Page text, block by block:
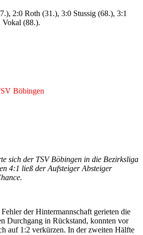
2:0 Roth (31.), 3:0 Stussig (68.), 3:1
Vokal (88.).
Böbingen
sich der TSV Böbingen in die Bezirksliga
4:1 ließ der Aufsteiger Absteiger
der Hintermannschaft gerieten die
Durchgang in Rückstand, konnten vor
auf 1:2 verkürzen. In der zweiten Hälfte